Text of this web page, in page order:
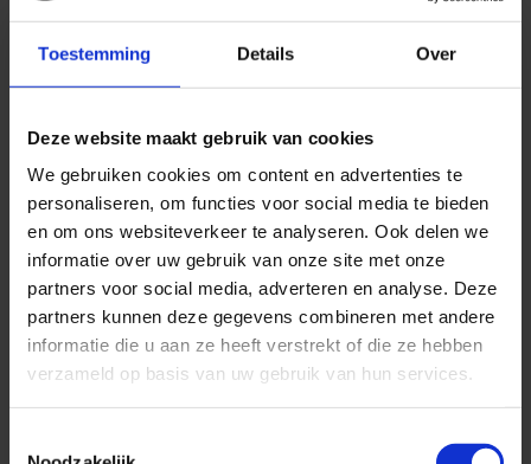
Toestemming Details Over
Deze website maakt gebruik van cookies
We gebruiken cookies om content en advertenties te
personaliseren, om functies voor social media te bieden
en om ons websiteverkeer te analyseren. Ook delen we
informatie over uw gebruik van onze site met onze
partners voor social media, adverteren en analyse. Deze
partners kunnen deze gegevens combineren met andere
informatie die u aan ze heeft verstrekt of die ze hebben
verzameld op basis van uw gebruik van hun services.
gerealiseerd
2.2. Laat zien dat jij dé expert
bent binnen jouw specialisatie
Naast het benoemen van de therapieën en